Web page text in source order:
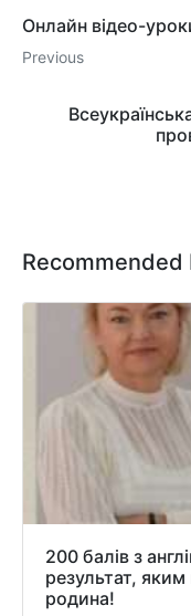
Онлайн відео-
Previous
Recommended
200 балів з
результат,
родина!